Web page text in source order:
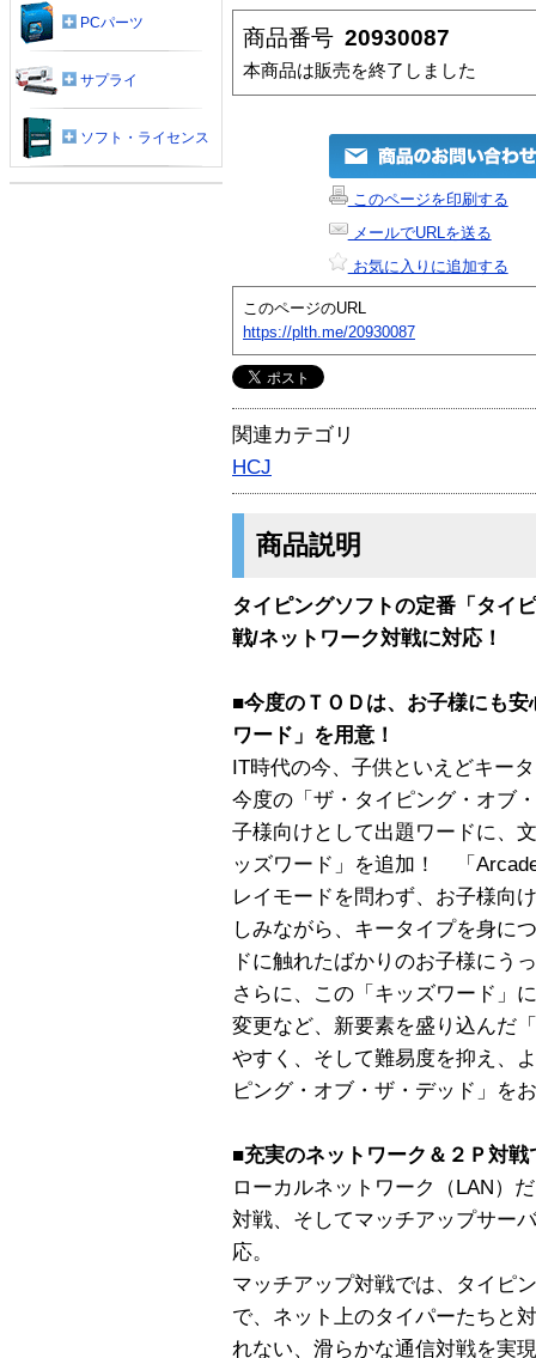
商品番号 20930087
本商品は販売を終了しました
このページを印刷する
メールでURLを送る
お気に入りに追加する
このページのURL
https://plth.me/20930087
関連カテゴリ
HCJ
商品説明
タイピングソフトの定番「タイ
戦/ネットワーク対戦に対応！
■今度のＴＯＤは、お子様にも
ワード」を用意！
IT時代の今、子供といえどキー
今度の「ザ・タイピング・オブ
子様向けとして出題ワードに、
ッズワード」を追加！ 「
レイモードを問わず、お子様向
しみながら、キータイプを身
ドに触れたばかりのお子様にう
さらに、この「キッズワード」
変更など、新要素を盛り込んだ
やすく、そして難易度を抑え、
ピング・オブ・ザ・デッド」を
■充実のネットワーク＆２Ｐ対
ローカルネットワーク（LAN）
対戦、そしてマッチアップサー
応。
マッチアップ対戦では、タイピ
で、ネット上のタイパーたちと
れない、滑らかな通信対戦を実
PCパーツ
サプライ
ソフト・ライセンス